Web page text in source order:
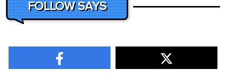
FOLLOW SAYS